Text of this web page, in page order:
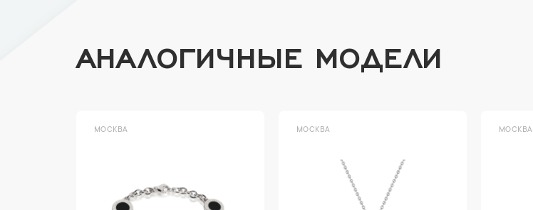
АНАЛОГИЧНЫЕ МОДЕЛИ
МОСКВА МОСКВА МОСКВА